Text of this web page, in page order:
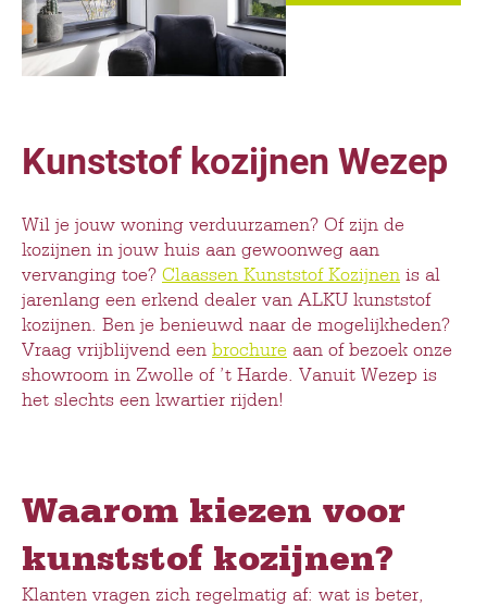
Kunststof kozijnen Wezep
Wil je jouw woning verduurzamen? Of zijn de
kozijnen in jouw huis aan gewoonweg aan
vervanging toe? Claassen Kunststof Kozijnen is al
jarenlang een erkend dealer van ALKU kunststof
kozijnen. Ben je benieuwd naar de mogelijkheden?
Vraag vrijblijvend een brochure aan of bezoek onze
showroom in Zwolle of ’t Harde. Vanuit Wezep is
het slechts een kwartier rijden!
Waarom kiezen voor
kunststof kozijnen?
Klanten vragen zich regelmatig af: wat is beter,